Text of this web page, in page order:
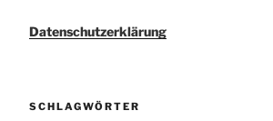
Datenschutzerklärung
SCHLAGWÖRTER